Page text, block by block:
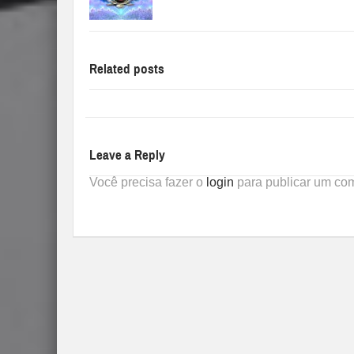
Related posts
Leave a Reply
Você precisa fazer o login para publicar um